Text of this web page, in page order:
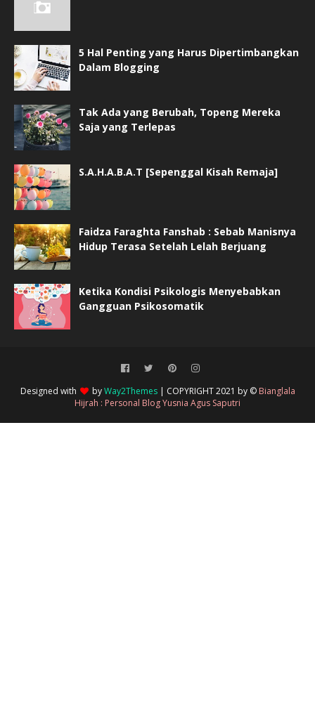
5 Hal Penting yang Harus Dipertimbangkan
Dalam Blogging
Tak Ada yang Berubah, Topeng Mereka
Saja yang Terlepas
S.A.H.A.B.A.T [Sepenggal Kisah Remaja]
Faidza Faraghta Fanshab : Sebab Manisnya
Hidup Terasa Setelah Lelah Berjuang
Ketika Kondisi Psikologis Menyebabkan
Gangguan Psikosomatik
Designed with byWay2Themes| COPYRIGHT 2021 by © Bianglala
Hijrah : Personal Blog Yusnia Agus Saputri